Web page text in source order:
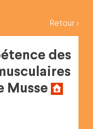
Retour >
des
Musse